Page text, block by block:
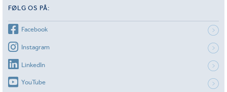
FØLG OS PÅ:
Facebook
Instagram
LinkedIn
YouTube